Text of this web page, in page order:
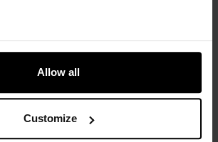
Allow all
Customize
Kamuflaż
MTP Camo
z
Tak